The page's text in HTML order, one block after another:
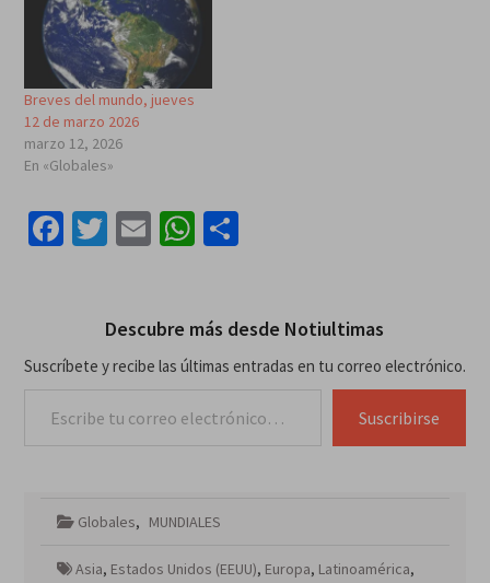
Breves del mundo, jueves
12 de marzo 2026
marzo 12, 2026
En «Globales»
Facebook
Twitter
EmailWhatsApp
Compartir
Descubre más desde Notiultimas
Suscríbete y recibe las últimas entradas en tu correo electrónico.
Suscribirse
Globales, MUNDIALES
Asia, Estados Unidos (EEUU), Europa, Latinoamérica,